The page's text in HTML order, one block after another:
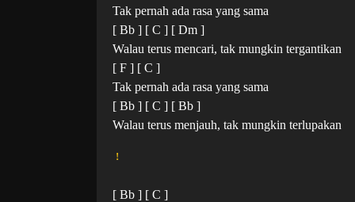
Tak pernah ada rasa yang sama
[ Bb ] [ C ] [ Dm ]
Walau terus mencari, tak mungkin tergantikan
[ F ] [ C ]
Tak pernah ada rasa yang sama
[ Bb ] [ C ] [ Bb ]
Walau terus menjauh, tak mungkin terlupakan
!
[ Bb ] [ C ]